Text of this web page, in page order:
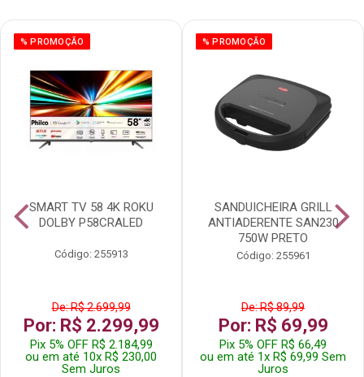
% PROMOÇÃO
SMART TV 58 4K ROKU
DOLBY P58CRALED
Código: 255913
De: R$ 2.699,99
Por: R$ 2.299,99
Pix 5% OFF R$ 2.184,99
ou em até 10x R$ 230,00
Sem Juros
% PROMOÇÃO
SANDUICHEIRA GRILL
ANTIADERENTE SAN230
750W PRETO
Código: 255961
De: R$ 89,99
Por: R$ 69,99
Pix 5% OFF R$ 66,49
ou em até 1x R$ 69,99 Sem
Juros